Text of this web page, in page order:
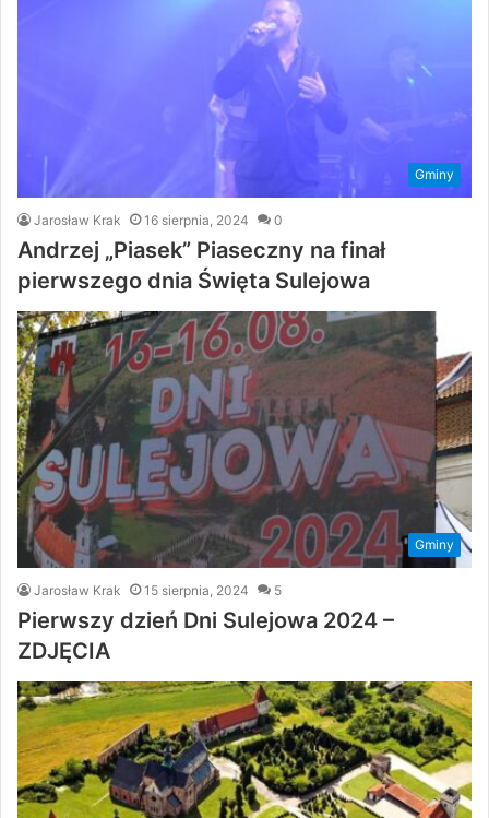
Gminy
Jarosław Krak 16 sierpnia, 2024 0
Andrzej „Piasek” Piaseczny na finał
pierwszego dnia Święta Sulejowa
Gminy
Jarosław Krak 15 sierpnia, 2024 5
Pierwszy dzień Dni Sulejowa 2024 –
ZDJĘCIA